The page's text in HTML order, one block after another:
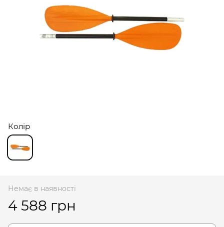
Колір
Немає в наявності
4 588 грн